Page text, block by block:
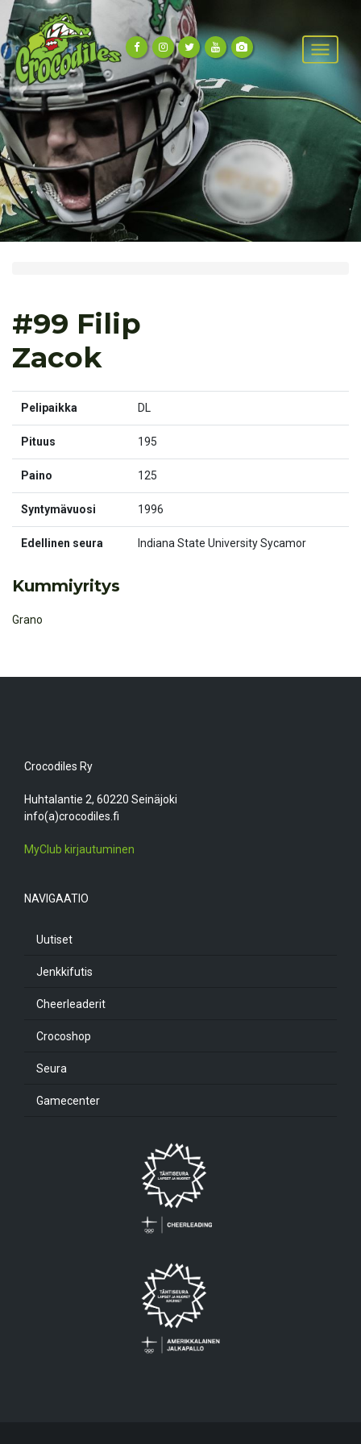
#99 Filip
Zacok
Pelipaikka DL
Pituus 195
Paino 125
Syntymävuosi 1996
Edellinen seura Indiana State University Sycamor
Kummiyritys
Grano
Crocodiles Ry
Huhtalantie 2, 60220 Seinäjoki
info(a)crocodiles.fi
MyClub kirjautuminen
NAVIGAATIO
Uutiset
Jenkkifutis
Cheerleaderit
Crocoshop
Seura
Gamecenter